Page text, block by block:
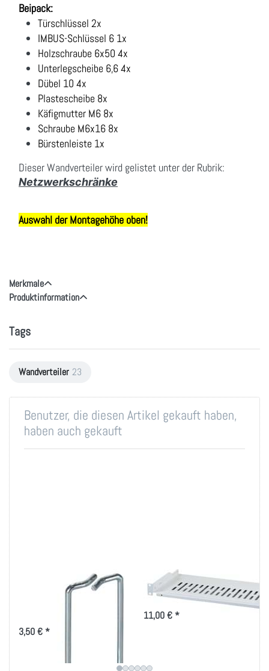
Beipack:
Türschlüssel 2x
IMBUS-Schlüssel 6 1x
Holzschraube 6x50 4x
Unterlegscheibe 6,6 4x
Dübel 10 4x
Plastescheibe 8x
Käfigmutter M6 8x
Schraube M6x16 8x
Bürstenleiste 1x
Dieser Wandverteiler wird gelistet unter der Rubrik:
Netzwerkschränke
Auswahl der Montagehöhe oben!
Merkmale
Produktinformation
Tags
Wandverteiler 23
Benutzer, die diesen Artikel gekauft haben,
haben auch gekauft
Rangierbügel
40x80mm, vertikale
3,50 € *
Fachboden/Wanne
Tiefe 150/250mm
11,00 € *